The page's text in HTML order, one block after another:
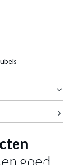
goed
Goud